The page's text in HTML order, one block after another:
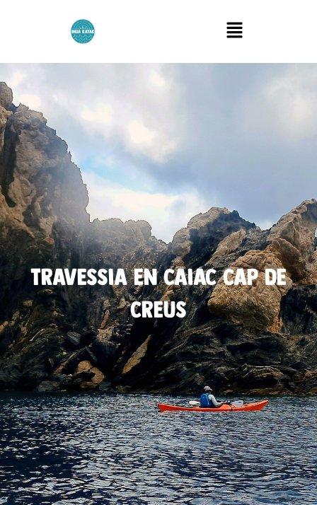
Menu
travessia en caiac cap de
creus